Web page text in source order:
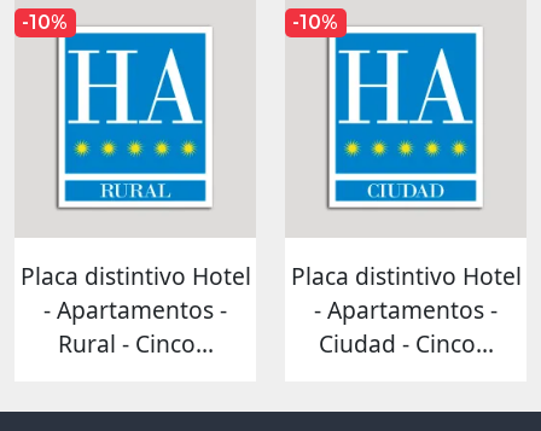
Placa distintivo Hotel
- Apartamentos -
Rural - Cinco...
-10%
Placa distintivo Hotel
- Apartamentos -
Ciudad - Cinco...
-10%